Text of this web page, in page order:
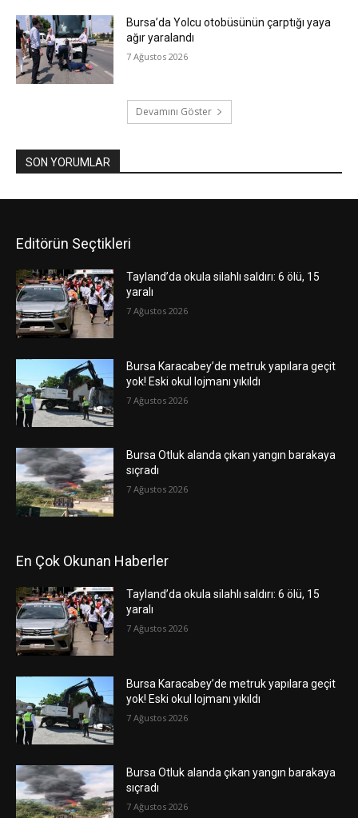
Bursa’da Yolcu otobüsünün çarptığı yaya
ağır yaralandı
7 Ağustos 2026
Devamını Göster
SON YORUMLAR
Editörün Seçtikleri
Tayland’da okula silahlı saldırı: 6 ölü, 15
yaralı
7 Ağustos 2026
Bursa Karacabey’de metruk yapılara geçit
yok! Eski okul lojmanı yıkıldı
7 Ağustos 2026
Bursa Otluk alanda çıkan yangın barakaya
sıçradı
7 Ağustos 2026
En Çok Okunan Haberler
Tayland’da okula silahlı saldırı: 6 ölü, 15
yaralı
7 Ağustos 2026
Bursa Karacabey’de metruk yapılara geçit
yok! Eski okul lojmanı yıkıldı
7 Ağustos 2026
Bursa Otluk alanda çıkan yangın barakaya
sıçradı
7 Ağustos 2026